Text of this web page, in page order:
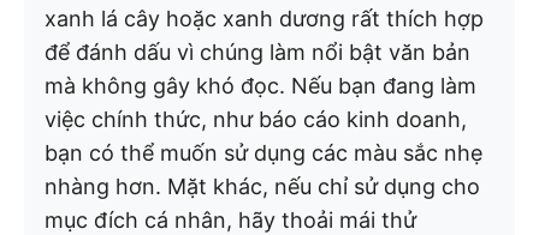
xanh lá cây hoặc xanh dương rất thích hợp
để đánh dấu vì chúng làm nổi bật văn bản
mà không gây khó đọc. Nếu bạn đang làm
việc chính thức, như báo cáo kinh doanh,
bạn có thể muốn sử dụng các màu sắc nhẹ
nhàng hơn. Mặt khác, nếu chỉ sử dụng cho
mục đích cá nhân, hãy thoải mái thử